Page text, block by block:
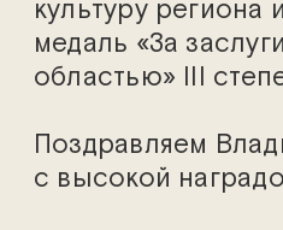
культуру региона
медаль «За
областью» III
Поздравляем
с высокой